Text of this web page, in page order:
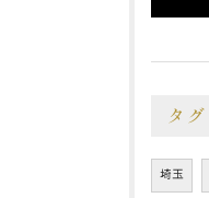
タグ
埼玉